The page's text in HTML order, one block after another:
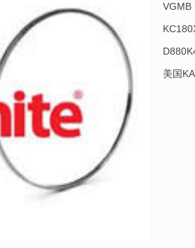
VGMB
美国